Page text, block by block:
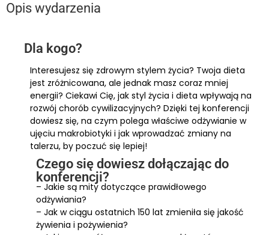
Opis wydarzenia
Dla kogo?
Interesujesz się zdrowym stylem życia? Twoja dieta
jest zróżnicowana, ale jednak masz coraz mniej
energii? Ciekawi Cię, jak styl życia i dieta wpływają na
rozwój chorób cywilizacyjnych? Dzięki tej konferencji
dowiesz się, na czym polega właściwe odżywianie w
ujęciu makrobiotyki i jak wprowadzać zmiany na
talerzu, by poczuć się lepiej!
Czego się dowiesz dołączając do
konferencji?
– Jakie są mity dotyczące prawidłowego
odżywiania?
– Jak w ciągu ostatnich 150 lat zmieniła się jakość
żywienia i pożywienia?